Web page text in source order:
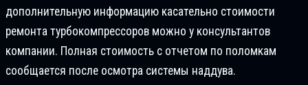
дополнительную информацию касательно стоимости
ремонта турбокомпрессоров можно у консультантов
компании. Полная стоимость с отчетом по поломкам
сообщается после осмотра системы наддува.